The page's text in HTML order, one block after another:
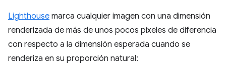
Lighthouse marca cualquier imagen con una dimensión
renderizada de más de unos pocos píxeles de diferencia
con respecto a la dimensión esperada cuando se
renderiza en su proporción natural: